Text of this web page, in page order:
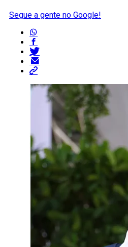
Segue a gente no Google!